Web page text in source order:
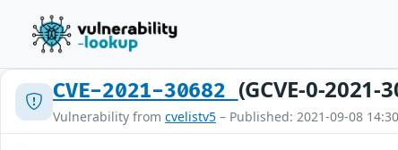
CVE-2021-30682 (GCVE-0-2021-
Vulnerability from cvelistv5 – Published: 2021-09-08